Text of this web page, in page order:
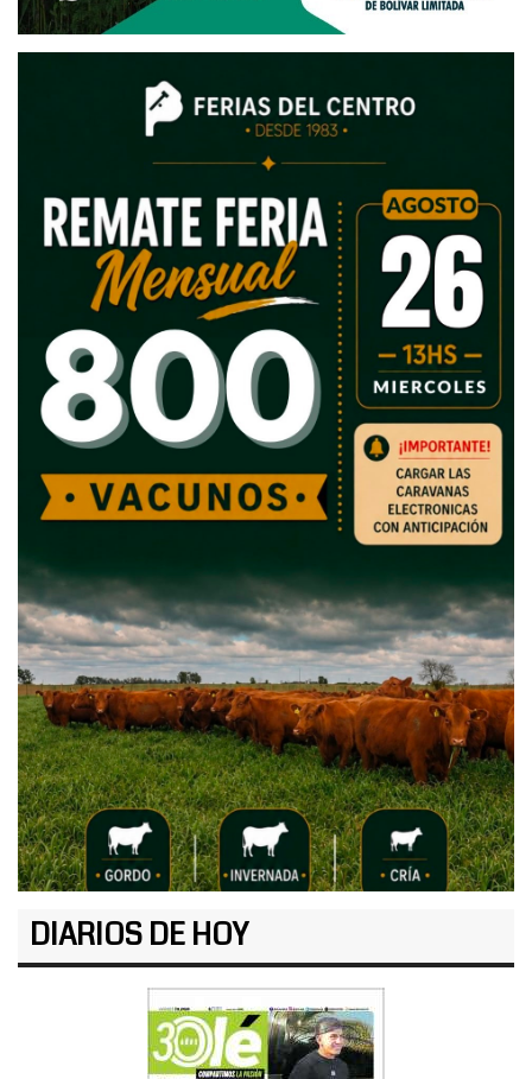
DIARIOS DE HOY